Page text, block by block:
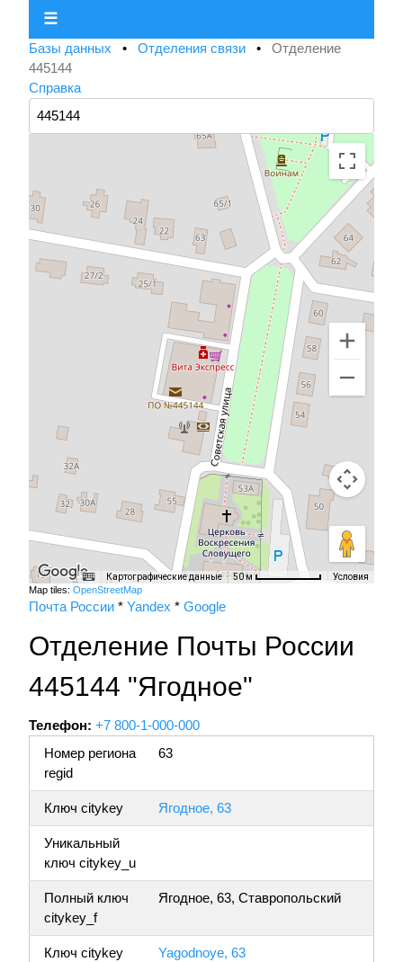
☰
Базы данных • Отделения связи • Отделение
445144
Справка
Картографические данные 50 м Условия
Map tiles: OpenStreetMap
Почта России * Yandex * Google
Отделение Почты России
445144 "Ягодное"
Телефон: +7 800-1-000-000
Номер региона
regid
63
Ключ citykey Ягодное, 63
Уникальный
ключ citykey_u
Полный ключ
citykey_f
Ягодное, 63, Ставропольский
Ключ citykey
Yagodnoye, 63